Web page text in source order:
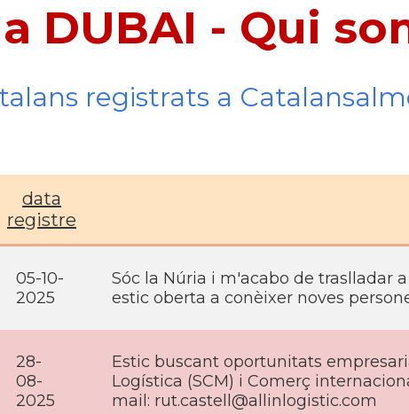
DUBAI - Qui
registrats a
data
registre
05-10-
2025
Sóc la Núria i m'acabo de traslladar
estic oberta a conèixer noves
28-
08-
2025
Estic buscant oportunitats
Logística (SCM) i Comerç
mail: rut.castell@allinlogistic.com